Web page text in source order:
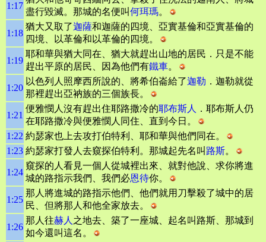
1:17
盡行毀滅。那城的名便叫何珥瑪。
1:18
猶大又取了迦薩和迦薩的四境、亞實基倫和亞實基倫的
四境、以革倫和以革倫的四境。
1:19
耶和華與猶大同在、猶大就趕出山地的居民．只是不能
趕出平原的居民、因為他們有鐵車。
1:20
以色列人照摩西所說的、將希伯崙給了迦勒 ．迦勒就從
那裡趕出亞衲族的三個族長。
1:21
便雅憫人沒有趕出住耶路撒冷的耶布斯人
．耶布斯人仍
在耶路撒冷與便雅憫人同住、直到今日。
1:22 約瑟家也上去攻打伯特利、耶和華與他們同在。
1:23 約瑟家打發人去窺探伯特利。那城起先名叫 路斯。
1:24
窺探的人看見一個人從城裡出來、就對他說、求你將進
城的路指示我們、我們必恩待你。
1:25
那人將進城的路指示他們、他們就用刀擊殺了城中的居
民、但將那人和他全家放去。
1:26
那人往赫人 之地去、築了一座城、起名叫路斯、那城到
如今還叫這名。